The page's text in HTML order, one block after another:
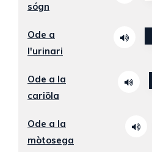
sógn
Ode a
l'urinari
Ode a la
cariöla
Ode a la
mòtosega